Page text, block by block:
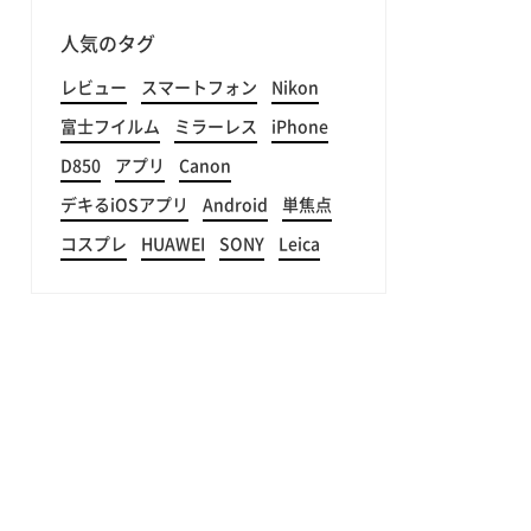
人気のタグ
レビュー スマートフォン Nikon
富士フイルム ミラーレス iPhone
D850 アプリ Canon
デキるiOSアプリ Android 単焦点
コスプレ HUAWEI SONY Leica